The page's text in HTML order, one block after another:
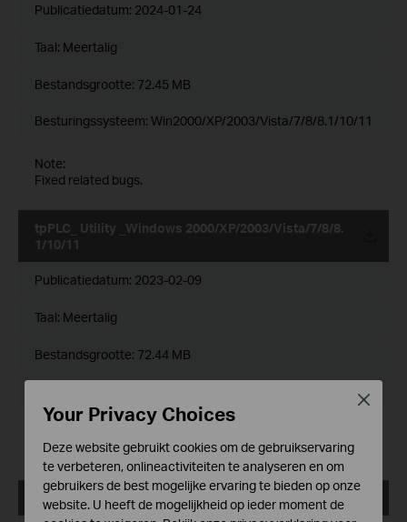
Publicatiedatum: 2024-01-24
Taal: Meertalig
Bestandsgrootte: 72.45 MB
Besturingssysteem: Win2000/XP/2003/Vista/7/8/8.1/10/11
Note:
Fixed related bugs.
tpPLC_ Utility _Windows 2000/XP/2003/Vista/7/8/8.
1/10/11
Publicatiedatum: 2023-02-09
Taal: Meertalig
Bestandsgrootte: 72.44 MB
Besturingssysteem: Win2000/XP/2003/Vista/7/8/8.1/10/11
Fixed related bugs
tpPLC_Utility_Mac 12.5
Your Privacy Choices
Deze website gebruikt cookies om de gebruikservaring
te verbeteren, onlineactiviteiten te analyseren en om
gebruikers de best mogelijke ervaring te bieden op onze
website. U heeft de mogelijkheid op ieder moment de
Close